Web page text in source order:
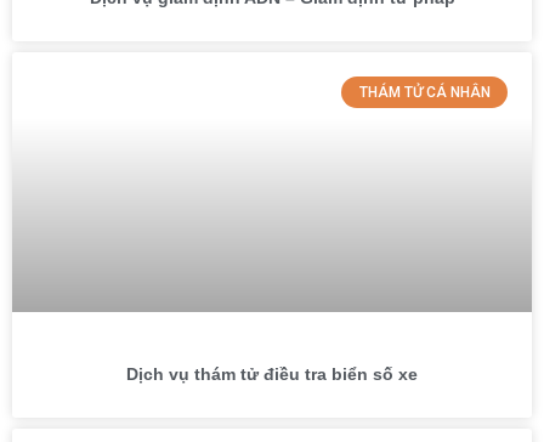
THÁM TỬ CÁ NHÂN
Dịch vụ thám tử điều tra biển số xe